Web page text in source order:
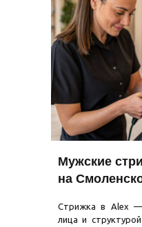
Стрижка в Alex —
лица и
Мужские
на